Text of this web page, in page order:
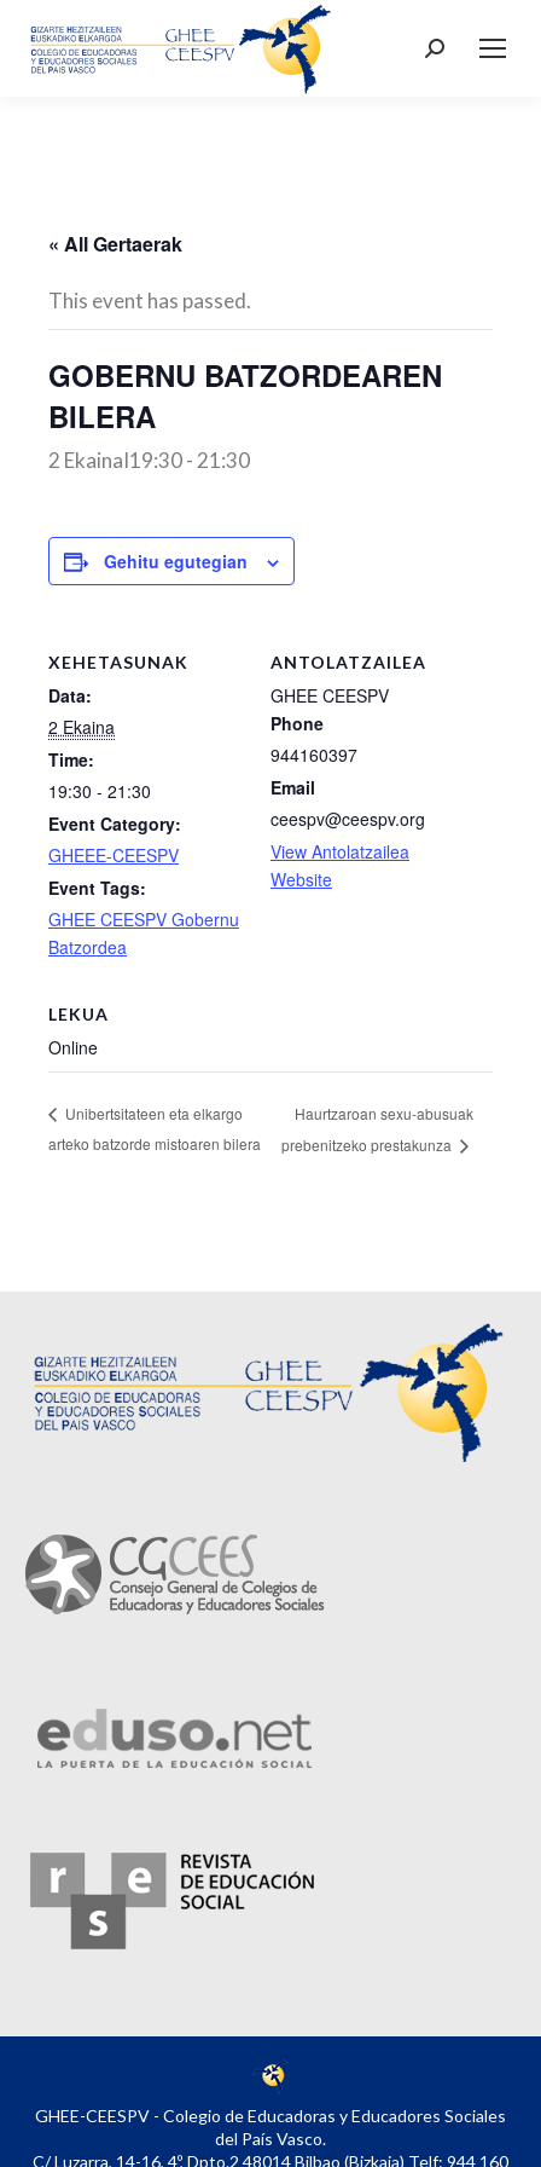
Search:
« All Gertaerak
This event has passed.
GOBERNU BATZORDEAREN
BILERA
2 EkainaI19:30- 21:30
Gehitu egutegian
XEHETASUNAK
Data:
2 Ekaina
Time:
19:30 - 21:30
Event Category:
GHEEE-CEESPV
Event Tags:
GHEE CEESPV Gobernu
Batzordea
ANTOLATZAILEA
GHEE CEESPV
Phone
944160397
Email
ceespv@ceespv.org
View Antolatzailea
Website
LEKUA
Online
Unibertsitateen eta elkargo
arteko batzorde mistoaren bilera
Haurtzaroan sexu-abusuak
prebenitzeko prestakunza
GHEE-CEESPV - Colegio de Educadoras y Educadores Sociales
del País Vasco.
C/ Luzarra, 14-16, 4º, Dpto.2 48014 Bilbao (Bizkaia) Telf: 944 160